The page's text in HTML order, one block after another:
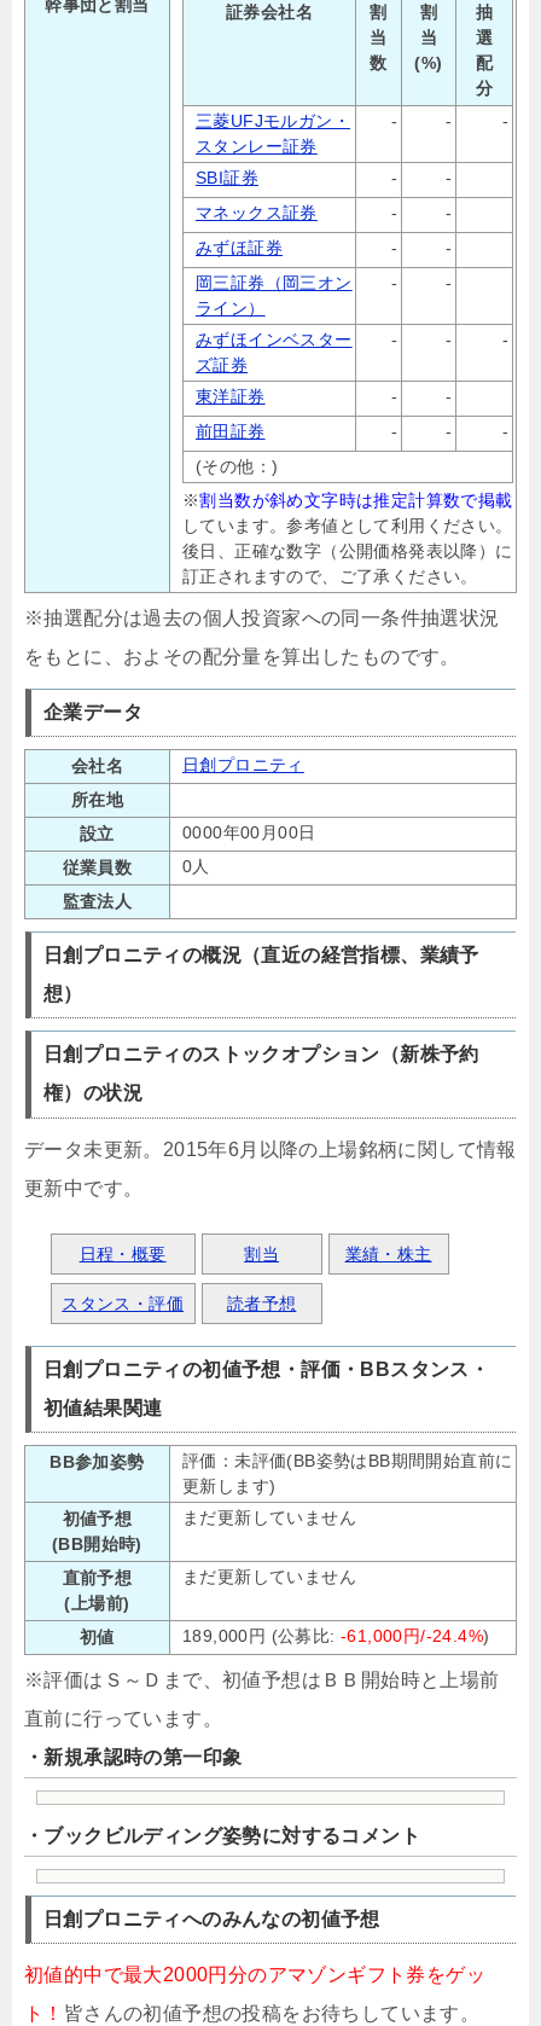
幹事団と割当 証券会社名
割
当
数
割
当
(%)
抽
選
配
分
三菱UFJモルガン・
スタンレー証券
- - -
SBI証券 -
-
マネックス証券
-
-
みずほ証券
-
-
岡三証券（岡三オン
ライン）
- -
みずほインベスター
ズ証券
- - -
東洋証券 -
-
前田証券
- -
-
(その他：)
※割当数が斜め文字時は推定計算数で掲載
しています。参考値として利用ください。
後日、正確な数字（公開価格発表以降）に
訂正されますので、ご了承ください。
※抽選配分は過去の個人投資家への同一条件抽選状況
をもとに、およその配分量を算出したものです。
企業データ
会社名
日創プロニティ
所在地
設立
0000年00月00日
従業員数
0人
監査法人
日創プロニティの概況（直近の経営指標、業績予
想）
日創プロニティのストックオプション（新株予約
権）の状況
データ未更新。2015年6月以降の上場銘柄に関して情報
更新中です。
日程・概要 割当 業績・株主
スタンス・評価 読者予想
日創プロニティの初値予想・評価・BBスタンス・
初値結果関連
BB参加姿勢
評価：未評価(BB姿勢はBB期間開始直前に
更新します)
初値予想
(BB開始時)
まだ更新していません
直前予想
(上場前)
まだ更新していません
初値 189,000円 (公募比: -61,000円/-24.4%)
※評価はＳ～Ｄまで、初値予想はＢＢ開始時と上場前
直前に行っています。
・新規承認時の第一印象
・ブックビルディング姿勢に対するコメント
日創プロニティへのみんなの初値予想
初値的中で最大2000円分のアマゾンギフト券をゲッ
ト！ 皆さんの初値予想の投稿をお待ちしています。